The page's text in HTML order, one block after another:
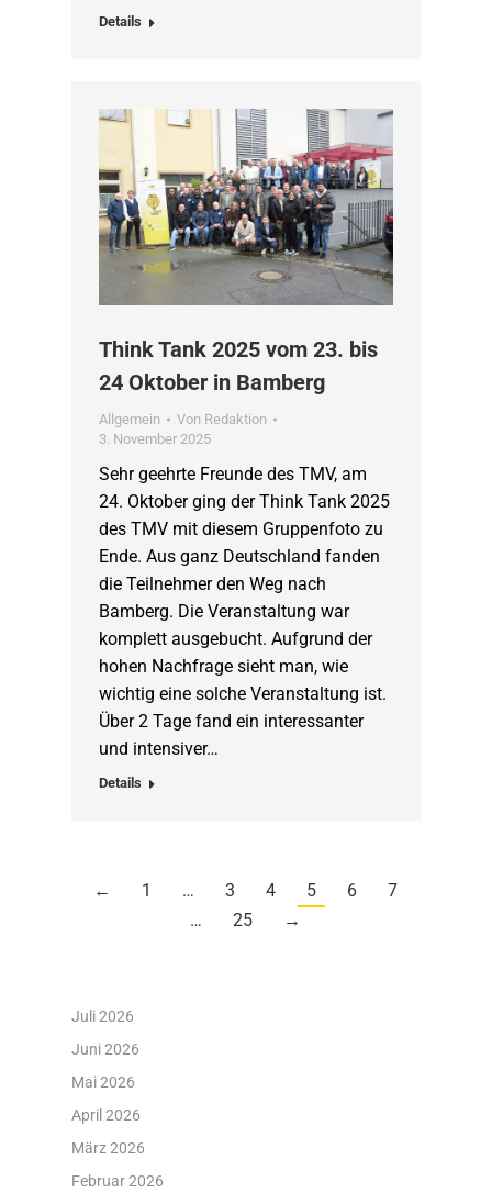
Details
Think Tank 2025 vom 23. bis
24 Oktober in Bamberg
Allgemein Von Redaktion
3. November 2025
Sehr geehrte Freunde des TMV, am
24. Oktober ging der Think Tank 2025
des TMV mit diesem Gruppenfoto zu
Ende. Aus ganz Deutschland fanden
die Teilnehmer den Weg nach
Bamberg. Die Veranstaltung war
komplett ausgebucht. Aufgrund der
hohen Nachfrage sieht man, wie
wichtig eine solche Veranstaltung ist.
Über 2 Tage fand ein interessanter
und intensiver…
Details
← 1 … 3 4 5 6
7
…
25 →
Juli 2026
Juni 2026
Mai 2026
April 2026
März 2026
Februar 2026